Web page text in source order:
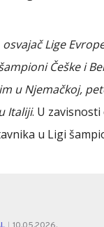
osvajač Lige
Češke i
u Njemačkoj,
Italiji. U
u Ligi